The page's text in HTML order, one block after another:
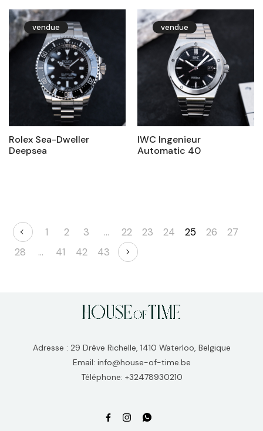
vendue
Rolex Sea-Dweller
Deepsea
vendue
IWC Ingenieur
Automatic 40
1 2 3 … 22 23 24 25 26
27
28
… 41 42 43
Adresse : 29 Drève Richelle, 1410 Waterloo, Belgique
Email: info@house-of-time.be
Téléphone: +32478930210